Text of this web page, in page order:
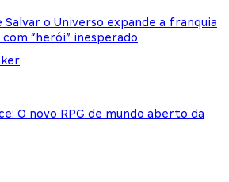
Salvar o Universo expande a franquia
“herói” inesperado
O novo RPG de mundo aberto da